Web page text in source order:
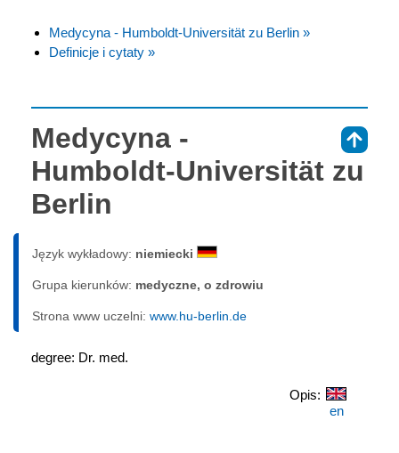
Medycyna - Humboldt-Universität zu Berlin »
Definicje i cytaty »
Medycyna -
Humboldt-Universität zu
Berlin
Język wykładowy: niemiecki
Grupa kierunków: medyczne, o zdrowiu
Strona www uczelni: www.hu-berlin.de
degree: Dr. med.
Opis:
en